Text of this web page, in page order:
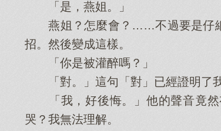
「是，燕姐。」
燕姐？怎麼會？……不過要是仔細
招。然後變成這樣。
「你是被灌醉嗎？」
「對。」這句「對」已經證明了我
「我，好後悔。」他的聲音竟然
哭？我無法理解。